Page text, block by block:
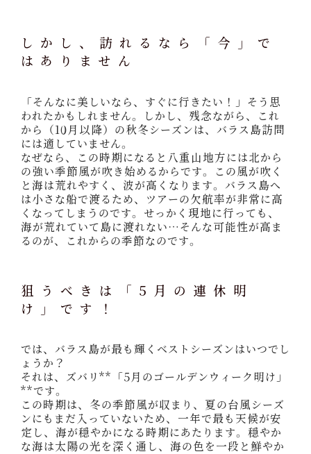
しかし、訪れるなら「今」で
はありません
「そんなに美しいなら、すぐに行きたい！」そう思
われたかもしれません。しかし、残念ながら、これ
から（10月以降）の秋冬シーズンは、バラス島訪問
には適していません。
なぜなら、この時期になると八重山地方には北から
の強い季節風が吹き始めるからです。この風が吹く
と海は荒れやすく、波が高くなります。バラス島へ
は小さな船で渡るため、ツアーの欠航率が非常に高
くなってしまうのです。せっかく現地に行っても、
海が荒れていて島に渡れない…そんな可能性が高ま
るのが、これからの季節なのです。
狙うべきは「5月の連休明
け」です！
では、バラス島が最も輝くベストシーズンはいつでし
ょうか？
それは、ズバリ**「5月のゴールデンウィーク明け」
**です。
この時期は、冬の季節風が収まり、夏の台風シーズ
ンにもまだ入っていないため、一年で最も天候が安
定し、海が穏やかになる時期にあたります。穏やか
な海は太陽の光を深く通し、海の色を一段と鮮やか